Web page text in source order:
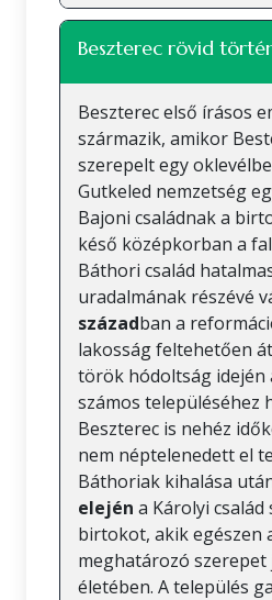
Beszterec rövid
Beszterec első írásos
származik, amikor
szerepelt egy
Gutkeled nemzetség
Bajoni családnak a
késő középkorban a
Báthori család
uradalmának részévé
században a
lakosság feltehetően
török hódoltság idején
számos településéhez
Beszterec is nehéz
nem néptelenedett el
Báthoriak kihalása
elején a Károlyi család
birtokot, akik egészen
meghatározó
életében. A település